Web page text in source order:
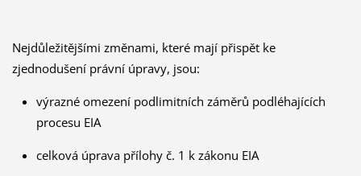
Nejdůležitějšími změnami, které mají přispět ke
zjednodušení právní úpravy, jsou:
výrazné omezení podlimitních záměrů podléhajících
procesu EIA
celková úprava přílohy č. 1 k zákonu EIA